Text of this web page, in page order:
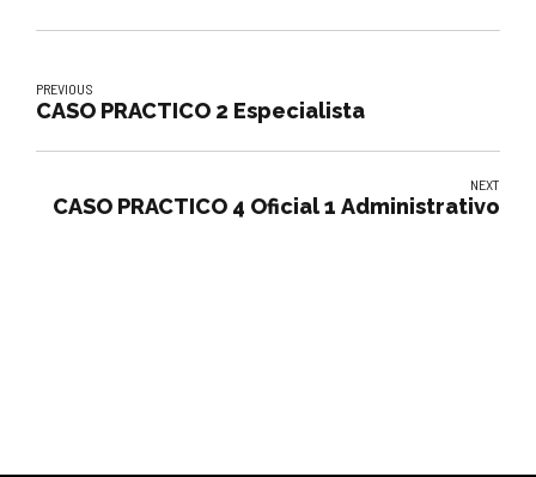
PREVIOUS
CASO PRACTICO 2 Especialista
NEXT
CASO PRACTICO 4 Oficial 1 Administrativo